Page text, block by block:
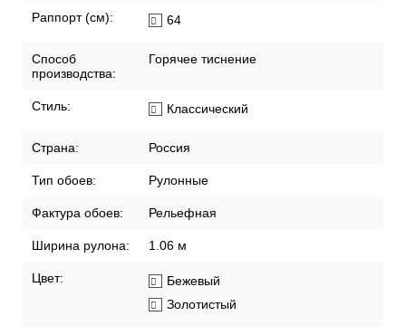
Раппорт (см): 64
Способ
производства:
Горячее тиснение
Стиль: Классический
Страна: Россия
Тип обоев: Рулонные
Фактура обоев: Рельефная
Ширина рулона: 1.06 м
Цвет:
Бежевый
Золотистый